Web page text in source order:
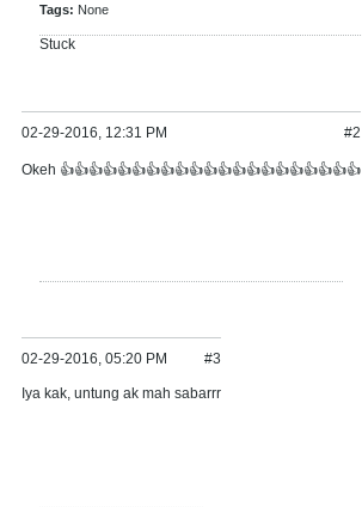
Tags: None
Stuck
#2
02-29-2016, 12:31 PM
Okeh 👍👍👍👍👍👍👍👍👍👍👍👍👍👍👍👍👍👍👍👍👍
#3
02-29-2016, 05:20 PM
Iya kak, untung ak mah sabarrr